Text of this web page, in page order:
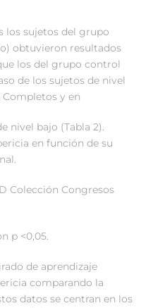
los sujetos del grupo
obtuvieron resultados
los del grupo control
de los sujetos de nivel
y en
nivel bajo (Tabla 2).
en función de su
Colección Congresos
p <0,05.
de aprendizaje
comparando la
datos se centran en los